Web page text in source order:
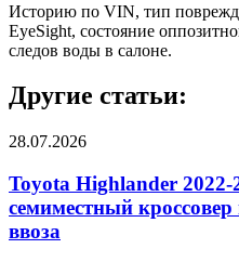
Историю по VIN, тип
EyeSight, состояние
следов воды в салоне.
Другие статьи:
28.07.2026
Toyota Highlander
семиместный
ввоза